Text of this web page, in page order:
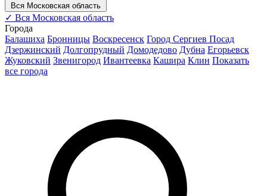
Вся Московская область
✓ Вся Московская область
Города
Балашиха Бронницы Воскресенск Город Сергиев Посад
Дзержинский Долгопрудный Домодедово Дубна Егорьевск
Жуковский Звенигород Ивантеевка Кашира Клин Показать
все города